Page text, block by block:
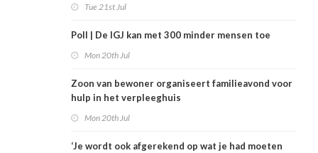
Tue 21st Jul
Poll | De IGJ kan met 300 minder mensen toe
Mon 20th Jul
Zoon van bewoner organiseert familieavond voor
hulp in het verpleeghuis
Mon 20th Jul
‘Je wordt ook afgerekend op wat je had moeten